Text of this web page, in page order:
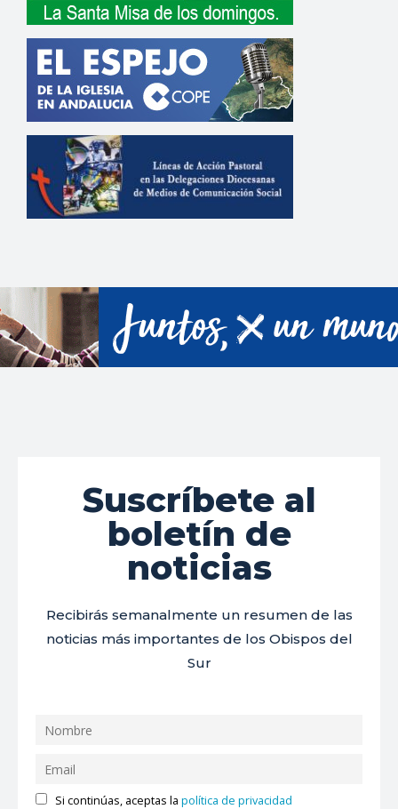
Suscríbete al
boletín de
noticias
Recibirás semanalmente un resumen de las
noticias más importantes de los Obispos del
Sur
Si continúas, aceptas lapolítica de privacidad